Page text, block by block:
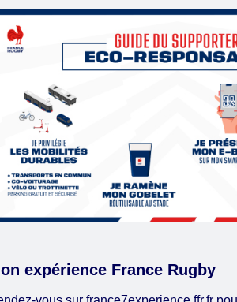
expérience France Rugby